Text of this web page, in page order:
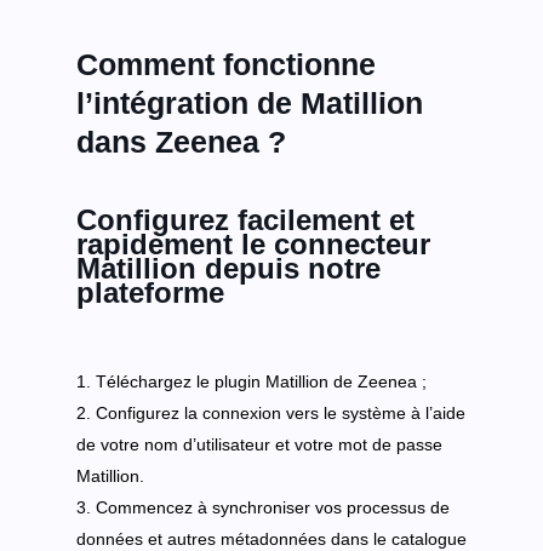
Comment fonctionne
l’intégration de Matillion
dans Zeenea ?
Configurez facilement et
rapidement le connecteur
Matillion depuis notre
plateforme
Téléchargez le plugin Matillion de Zeenea ;
Configurez la connexion vers le système à l’aide
de votre nom d’utilisateur et votre mot de passe
Matillion.
Commencez à synchroniser vos processus de
données et autres métadonnées dans le catalogue